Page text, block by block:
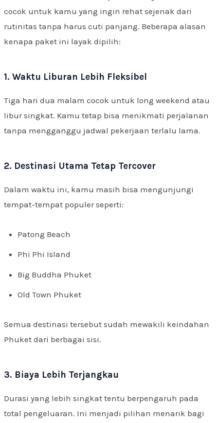
cocok untuk kamu yang ingin rehat sejenak dari
rutinitas tanpa harus cuti panjang. Beberapa alasan
kenapa paket ini layak dipilih:
1. Waktu Liburan Lebih Fleksibel
Tiga hari dua malam cocok untuk long weekend atau
libur singkat. Kamu tetap bisa menikmati perjalanan
tanpa mengganggu jadwal pekerjaan terlalu lama.
2. Destinasi Utama Tetap Tercover
Dalam waktu ini, kamu masih bisa mengunjungi
tempat-tempat populer seperti:
Patong Beach
Phi Phi Island
Big Buddha Phuket
Old Town Phuket
Semua destinasi tersebut sudah mewakili keindahan
Phuket dari berbagai sisi.
3. Biaya Lebih Terjangkau
Durasi yang lebih singkat tentu berpengaruh pada
total pengeluaran. Ini menjadi pilihan menarik bagi